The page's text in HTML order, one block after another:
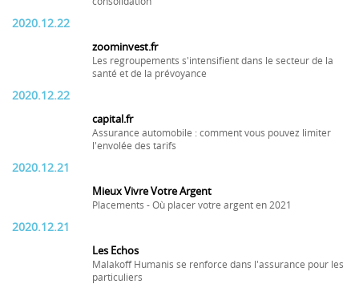
2020.12.22
zoominvest.fr
Les regroupements s'intensifient dans le secteur de la
santé et de la prévoyance
2020.12.22
capital.fr
Assurance automobile : comment vous pouvez limiter
l'envolée des tarifs
2020.12.21
Mieux Vivre Votre Argent
Placements - Où placer votre argent en 2021
2020.12.21
Les Echos
Malakoff Humanis se renforce dans l'assurance pour les
particuliers